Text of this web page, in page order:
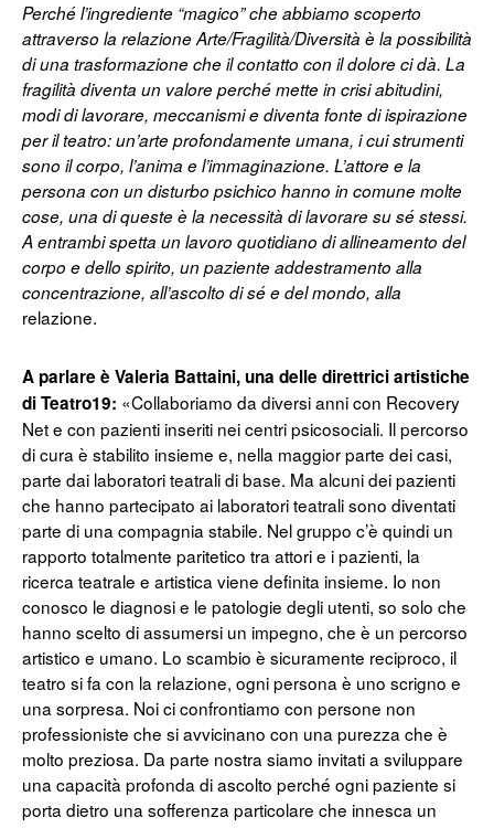
Perché l’ingrediente “magico” che abbiamo scoperto
attraverso la relazione Arte/Fragilità/Diversità è la possibilità
di una trasformazione che il contatto con il dolore ci dà. La
fragilità diventa un valore perché mette in crisi abitudini,
modi di lavorare, meccanismi e diventa fonte di ispirazione
per il teatro: un’arte profondamente umana, i cui strumenti
sono il corpo, l’anima e l’immaginazione. L’attore e la
persona con un disturbo psichico hanno in comune molte
cose, una di queste è la necessità di lavorare su sé stessi.
A entrambi spetta un lavoro quotidiano di allineamento del
corpo e dello spirito, un paziente addestramento alla
concentrazione, all’ascolto di sé e del mondo, alla
relazione.
A parlare è Valeria Battaini, una delle direttrici artistiche
di Teatro19: «Collaboriamo da diversi anni con Recovery
Net e con pazienti inseriti nei centri psicosociali. Il percorso
di cura è stabilito insieme e, nella maggior parte dei casi,
parte dai laboratori teatrali di base. Ma alcuni dei pazienti
che hanno partecipato ai laboratori teatrali sono diventati
parte di una compagnia stabile. Nel gruppo c’è quindi un
rapporto totalmente paritetico tra attori e i pazienti, la
ricerca teatrale e artistica viene definita insieme. Io non
conosco le diagnosi e le patologie degli utenti, so solo che
hanno scelto di assumersi un impegno, che è un percorso
artistico e umano. Lo scambio è sicuramente reciproco, il
teatro si fa con la relazione, ogni persona è uno scrigno e
una sorpresa. Noi ci confrontiamo con persone non
professioniste che si avvicinano con una purezza che è
molto preziosa. Da parte nostra siamo invitati a sviluppare
una capacità profonda di ascolto perché ogni paziente si
porta dietro una sofferenza particolare che innesca un